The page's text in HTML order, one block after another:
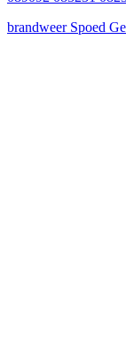
brandweer Spoed